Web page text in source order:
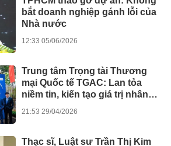
bắt doanh nghiệp gánh lỗi của
Nhà nước
12:33 05/06/2026
Trung tâm Trọng tài Thương
mại Quốc tế TGAC: Lan tỏa
niềm tin, kiến tạo giá trị nhân
21:53 29/04/2026
Thạc sĩ, Luật sư Trần Thị Kim